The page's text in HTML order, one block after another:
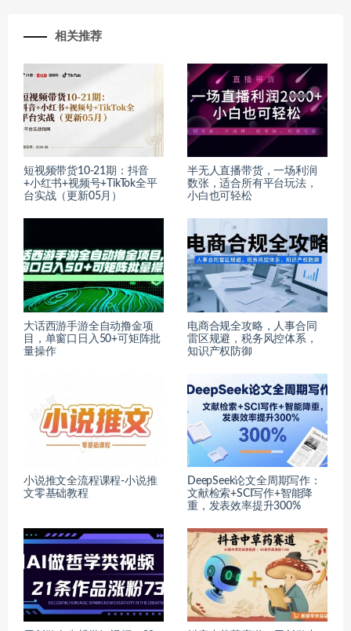
相关推荐
短视频带货10-21期：抖音
+小红书+视频号+TikTok全平
台实战（更新05月）
半无人直播带货，一场利润
数张，适合所有平台玩法，
小白也可轻松
大话西游手游全自动撸金项
目，单窗口日入50+可矩阵批
量操作
电商合规全攻略，人事合同
雷区规避，税务风控体系，
知识产权防御
小说推文全流程课程-小说推
文零基础教程
DeepSeek论文全周期写作：
文献检索+SCI写作+智能降
重，发表效率提升300%